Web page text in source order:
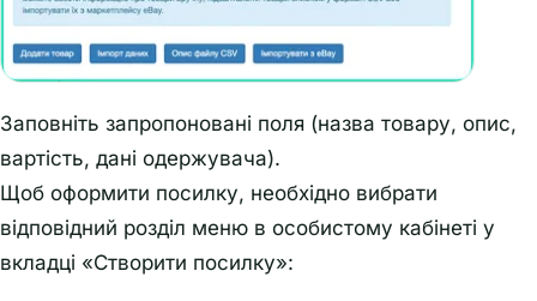
Заповніть запропоновані поля (назва товару, опис,
вартість, дані одержувача).
Щоб оформити посилку, необхідно вибрати
відповідний розділ меню в особистому кабінеті у
вкладці «Створити посилку»: